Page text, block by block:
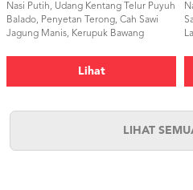
Nasi Putih, Udang Kentang Telur Puyuh
Balado, Penyetan Terong, Cah Sawi
Jagung Manis, Kerupuk Bawang
Lihat
LIHAT